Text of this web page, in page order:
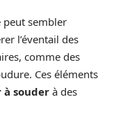
peut sembler
l’éventail des
comme des
Ces éléments
souder à des